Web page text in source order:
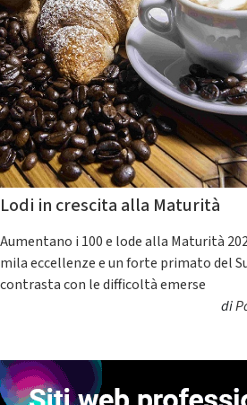
Lodi in crescita alla Maturità
Aumentano i 100 e lode alla Maturità
mila eccellenze e un forte primato del
contrasta con le difficoltà emerse
di